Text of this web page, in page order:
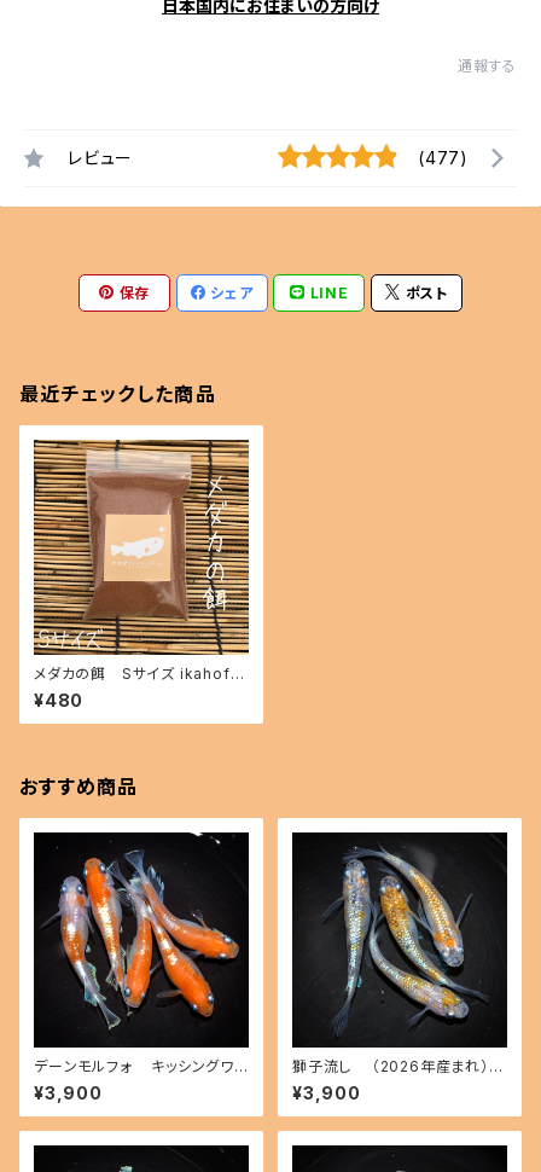
日本国内にお住まいの方向け
通報する
レビュー (477)
保存 シェア LINE ポスト
最近チェックした商品
メダカの餌 Sサイズ ikahoff
BS-1226-24286-a
¥480
おすすめ商品
デーンモルフォ キッシングワイ
ドフィン（2026年産まれ） オス2
メス3(現物出品) ikahoff D-0
801-51497-a
¥3,900
獅子流し （2026年産まれ）
オス2 メス2(現物出品) ikahoff
A-0801-51494-a
¥3,900